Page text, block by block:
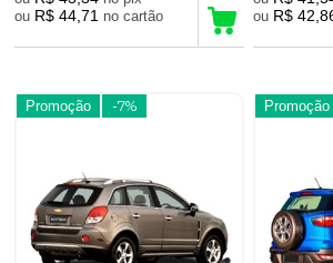
ou R$ 44,71 no cartão
ou R$
Promoção -7% Promoção